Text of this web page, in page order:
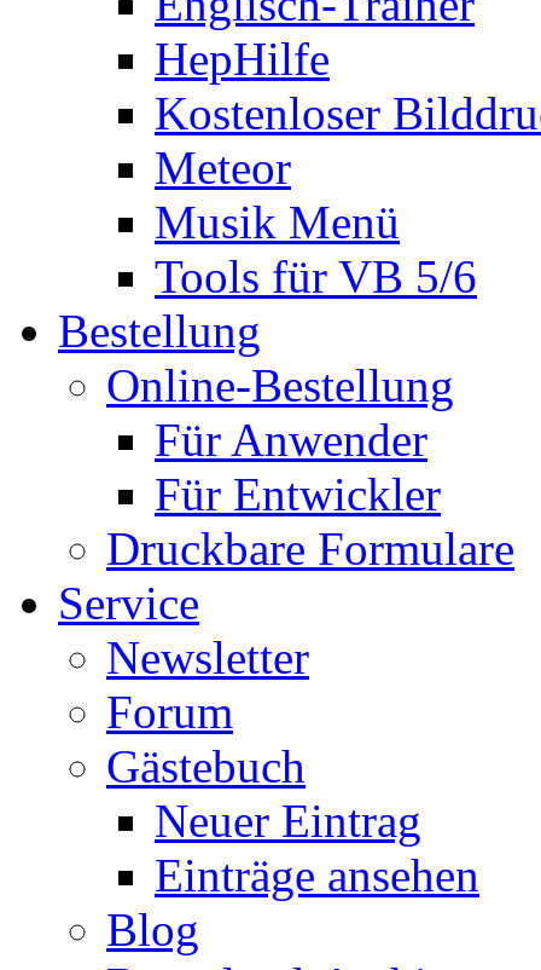
HepHilfe
Kostenloser
Meteor
Musik Menü
Tools für VB 5/6
Bestellung
Online-Bestellung
Für Anwender
Für Entwickler
Druckbare Formulare
Service
Newsletter
Forum
Gästebuch
Neuer Eintrag
Einträge ansehen
Blog